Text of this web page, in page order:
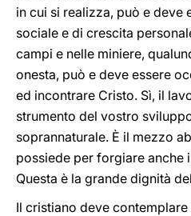
in cui si realizza, può e deve
sociale e di crescita
campi e nelle miniere,
onesta, può e deve essere
ed incontrare Cristo. Sì, il
strumento del vostro
soprannaturale. È il mezzo
possiede per forgiare anche
Questa è la grande dignità
Il cristiano deve